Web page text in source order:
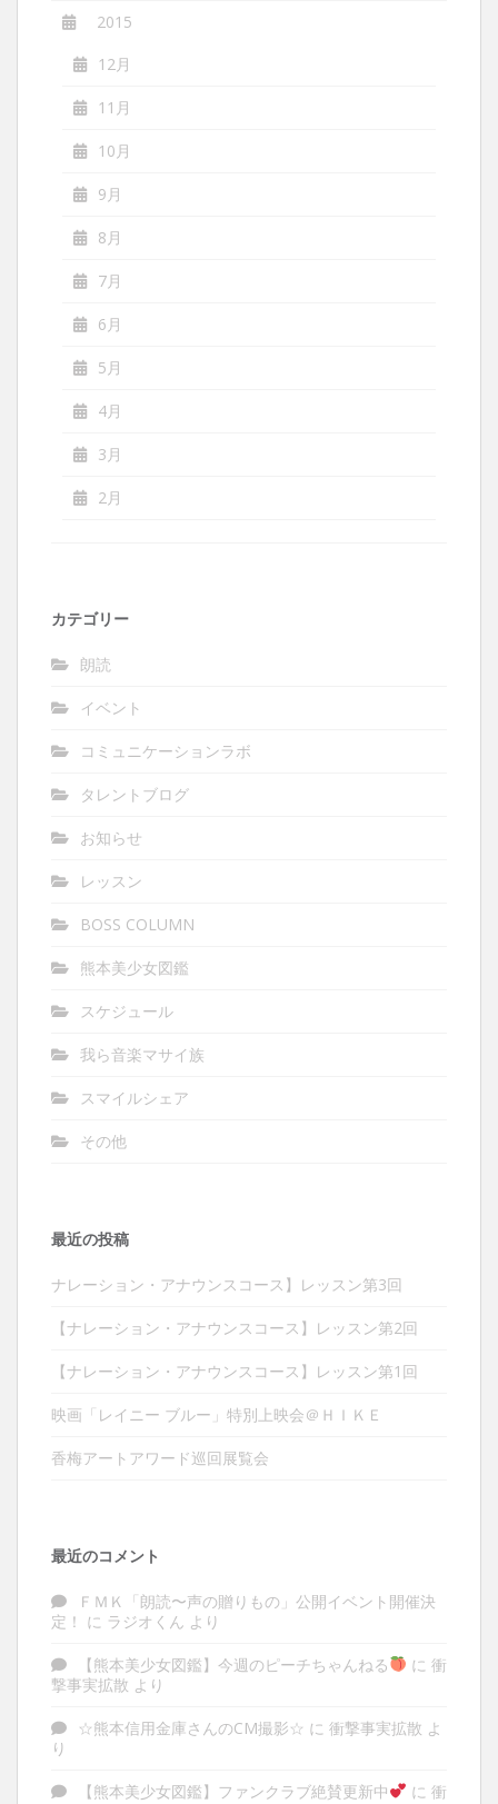
2015
12月
11月
10月
9月
8月
7月
6月
5月
4月
3月
2月
カテゴリー
朗読
イベント
コミュニケーションラボ
タレントブログ
お知らせ
レッスン
BOSS COLUMN
熊本美少女図鑑
スケジュール
我ら音楽マサイ族
スマイルシェア
その他
最近の投稿
ナレーション・アナウンスコース】レッスン第3回
【ナレーション・アナウンスコース】レッスン第2回
【ナレーション・アナウンスコース】レッスン第1回
映画「レイニー ブルー」特別上映会＠ＨＩＫＥ
香梅アートアワード巡回展覧会
最近のコメント
ＦＭＫ「朗読〜声の贈りもの」公開イベント開催決
定！ に ラジオくん より
【熊本美少女図鑑】今週のピーチちゃんねる に 衝
撃事実拡散 より
☆熊本信用金庫さんのCM撮影☆ に 衝撃事実拡散 よ
り
【熊本美少女図鑑】ファンクラブ絶賛更新中 に 衝